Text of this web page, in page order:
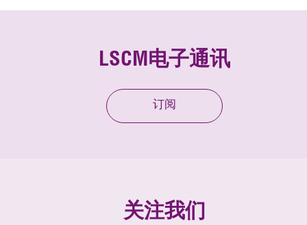
LSCM电子通讯
订阅
关注我们